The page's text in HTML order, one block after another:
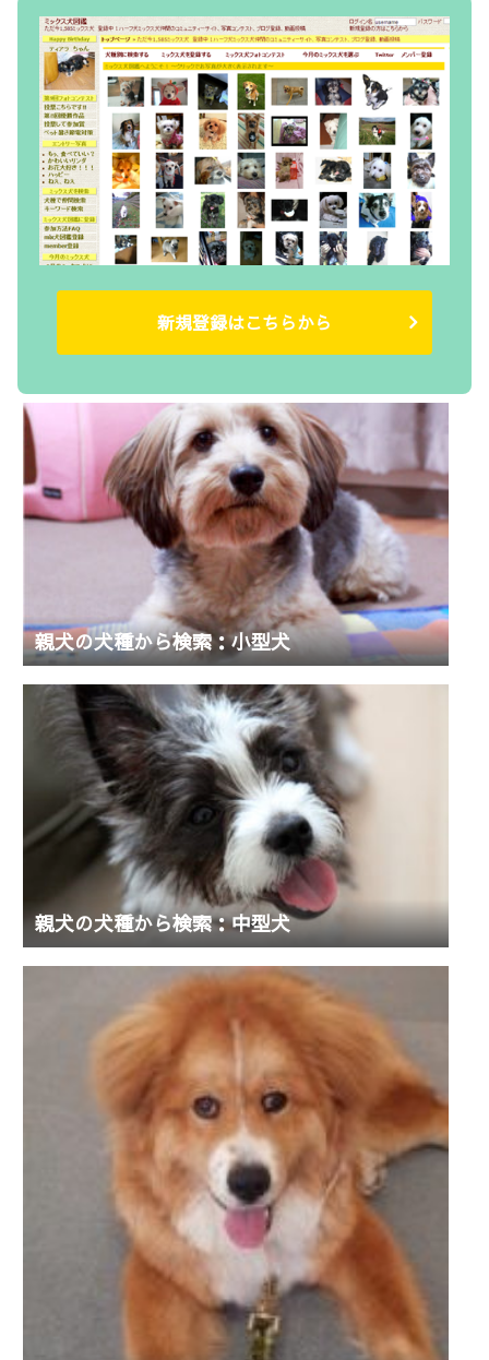
新規登録はこちらから
親犬の犬種から検索：小型犬
親犬の犬種から検索：中型犬